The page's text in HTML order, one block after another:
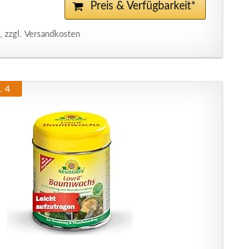
Preis & Verfügbarkeit*
zzgl. Versandkosten
4